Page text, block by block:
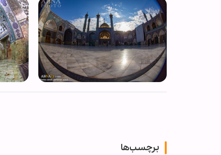
برچسب‌ها